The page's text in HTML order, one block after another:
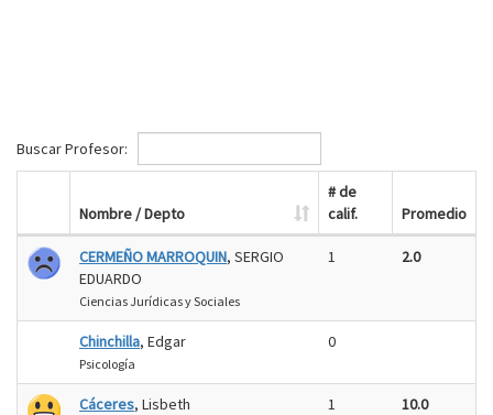
Buscar Profesor:
Nombre / Depto
# de
calif.
Promedio
CERMEÑO MARROQUIN, SERGIO
EDUARDO
Ciencias Jurídicas y Sociales
1 2.0
Chinchilla, Edgar
Psicología
0
Cáceres, Lisbeth 1 10.0